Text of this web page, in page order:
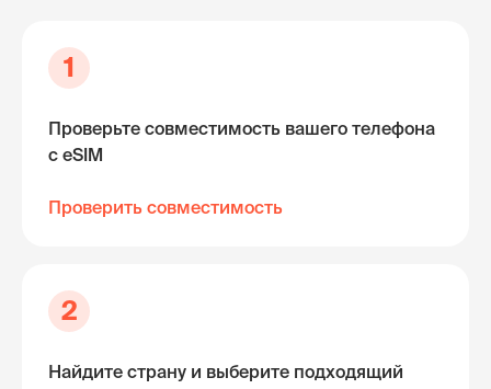
1
Проверьте совместимость вашего телефона
с eSIM
Проверить совместимость
2
Найдите страну и выберите подходящий